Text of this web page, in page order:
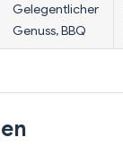
Gelegentlicher
Genuss, BBQ